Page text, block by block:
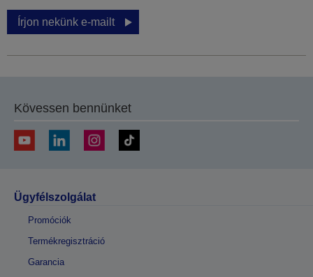
Írjon nekünk e-mailt
Kövessen bennünket
Ügyfélszolgálat
Promóciók
Termékregisztráció
Garancia